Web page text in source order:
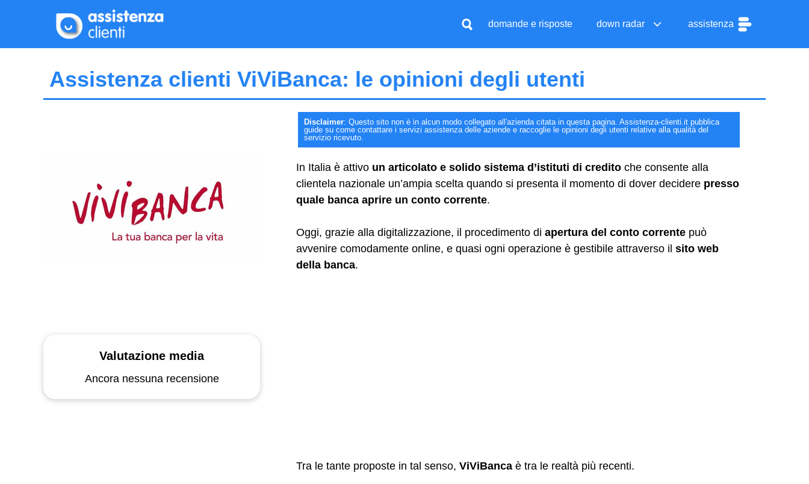
domande e risposte down radar assistenza
Assistenza clienti ViViBanca: le opinioni degli utenti
Disclaimer: Questo sito non è in alcun modo collegato all'azienda citata in questa pagina. Assistenza-clienti.it pubblica
guide su come contattare i servizi assistenza delle aziende e raccoglie le opinioni degli utenti relative alla qualità del
servizio ricevuto.
In Italia è attivo un articolato e solido sistema d’istituti di credito che consente alla
clientela nazionale un’ampia scelta quando si presenta il momento di dover decidere presso
quale banca aprire un conto corrente.
Oggi, grazie alla digitalizzazione, il procedimento di apertura del conto corrente può
avvenire comodamente online, e quasi ogni operazione è gestibile attraverso il sito web
della banca.
Tra le tante proposte in tal senso, ViViBanca è tra le realtà più recenti.
Valutazione media
Ancora nessuna recensione